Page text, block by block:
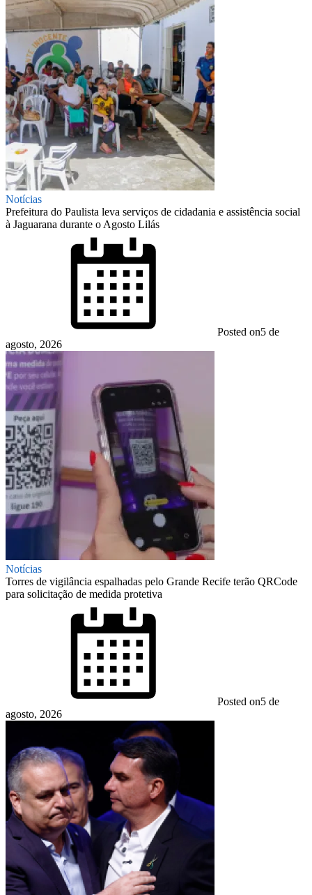
Notícias
Prefeitura do Paulista leva serviços de cidadania e assistência social
à Jaguarana durante o Agosto Lilás
Posted on5 de
agosto, 2026
Notícias
Torres de vigilância espalhadas pelo Grande Recife terão QRCode
para solicitação de medida protetiva
Posted on5 de
agosto, 2026